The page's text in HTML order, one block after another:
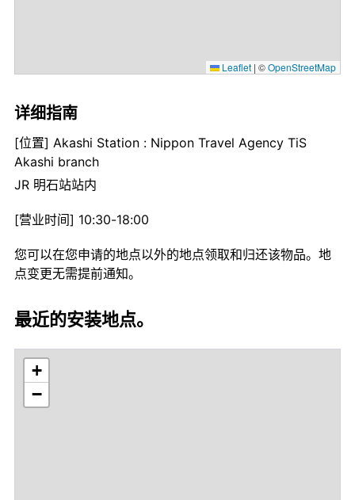
Leaflet | ©OpenStreetMap
详细指南
[位置] Akashi Station : Nippon Travel Agency TiS
Akashi branch
JR 明石站站内
[营业时间] 10:30-18:00
您可以在您申请的地点以外的地点领取和归还该物品。地
点变更无需提前通知。
最近的安装地点。
+
−